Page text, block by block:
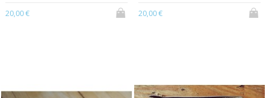
20,00 € 20,00 €